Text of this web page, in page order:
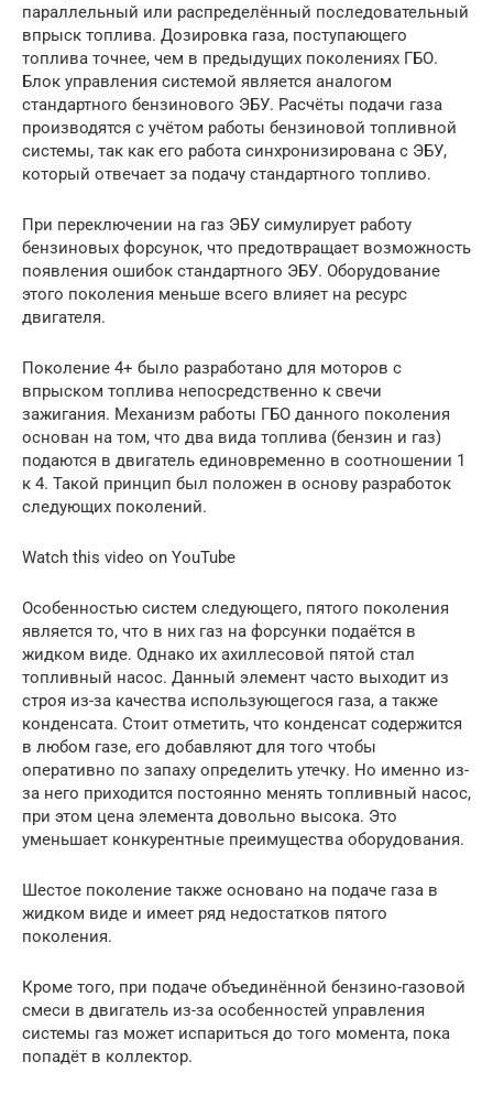
параллельный или распределённый последовательный
впрыск топлива. Дозировка газа, поступающего
топлива точнее, чем в предыдущих поколениях ГБО.
Блок управления системой является аналогом
стандартного бензинового ЭБУ. Расчёты подачи газа
производятся с учётом работы бензиновой топливной
системы, так как его работа синхронизирована с ЭБУ,
который отвечает за подачу стандартного топливо.
При переключении на газ ЭБУ симулирует работу
бензиновых форсунок, что предотвращает возможность
появления ошибок стандартного ЭБУ. Оборудование
этого поколения меньше всего влияет на ресурс
двигателя.
Поколение 4+ было разработано для моторов с
впрыском топлива непосредственно к свечи
зажигания. Механизм работы ГБО данного поколения
основан на том, что два вида топлива (бензин и газ)
подаются в двигатель единовременно в соотношении 1
к 4. Такой принцип был положен в основу разработок
следующих поколений.
Watch this video on YouTube
Особенностью систем следующего, пятого поколения
является то, что в них газ на форсунки подаётся в
жидком виде. Однако их ахиллесовой пятой стал
топливный насос. Данный элемент часто выходит из
строя из-за качества использующегося газа, а также
конденсата. Стоит отметить, что конденсат содержится
в любом газе, его добавляют для того чтобы
оперативно по запаху определить утечку. Но именно из-
за него приходится постоянно менять топливный насос,
при этом цена элемента довольно высока. Это
уменьшает конкурентные преимущества оборудования.
Шестое поколение также основано на подаче газа в
жидком виде и имеет ряд недостатков пятого
поколения.
Кроме того, при подаче объединённой бензино-газовой
смеси в двигатель из-за особенностей управления
системы газ может испариться до того момента, пока
попадёт в коллектор.